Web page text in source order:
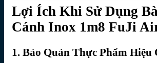
Lợi Ích Khi Sử Dụng
Cánh Inox 1m8 FuJi
1. Bảo Quản Thực Phẩm Hiệu